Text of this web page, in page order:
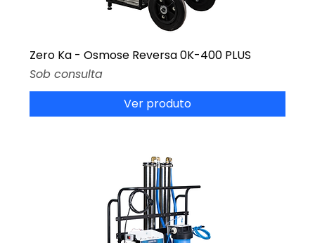
Zero Ka - Osmose Reversa 0K-400 PLUS
Preço
Sob consulta
Ver produto